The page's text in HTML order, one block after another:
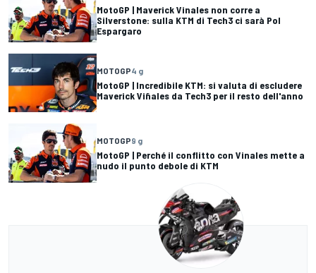
MotoGP | Maverick Vinales non corre a
Silverstone: sulla KTM di Tech3 ci sarà Pol
Espargaro
MOTOGP4 g
MotoGP | Incredibile KTM: si valuta di escludere
Maverick Viñales da Tech3 per il resto dell'anno
MOTOGP9 g
MotoGP | Perché il conflitto con Vinales mette a
nudo il punto debole di KTM